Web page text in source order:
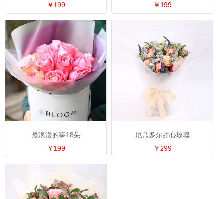
￥199
￥199
最浪漫的事18朵
￥199
厄瓜多尔甜心玫瑰
￥299